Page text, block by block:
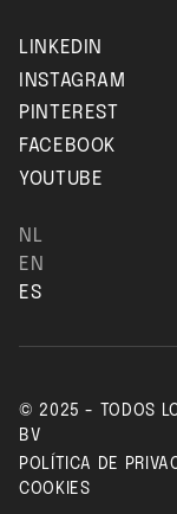
LINKEDIN
INSTAGRAM
PINTEREST
FACEBOOK
YOUTUBE
NL
EN
ES
© 2025 - TODOS
BV
POLÍTICA DE
COOKIES